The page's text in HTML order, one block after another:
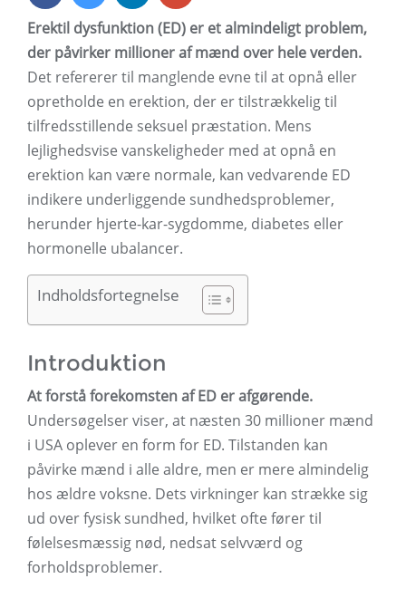
Erektil dysfunktion (ED) er et almindeligt problem,
der påvirker millioner af mænd over hele verden.
Det refererer til manglende evne til at opnå eller
opretholde en erektion, der er tilstrækkelig til
tilfredsstillende seksuel præstation. Mens
lejlighedsvise vanskeligheder med at opnå en
erektion kan være normale, kan vedvarende ED
indikere underliggende sundhedsproblemer,
herunder hjerte-kar-sygdomme, diabetes eller
hormonelle ubalancer.
Indholdsfortegnelse
Introduktion
At forstå forekomsten af ​​ED er afgørende.
Undersøgelser viser, at næsten 30 millioner mænd
i USA oplever en form for ED. Tilstanden kan
påvirke mænd i alle aldre, men er mere almindelig
hos ældre voksne. Dets virkninger kan strække sig
ud over fysisk sundhed, hvilket ofte fører til
følelsesmæssig nød, nedsat selvværd og
forholdsproblemer.